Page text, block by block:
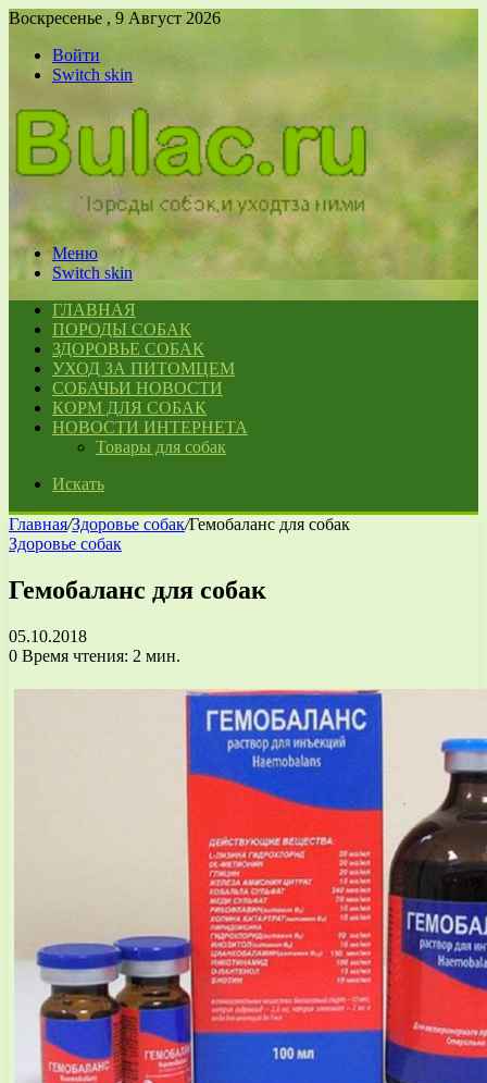
Воскресенье , 9 Август 2026
Войти
Switch skin
Меню
Switch skin
ГЛАВНАЯ
ПОРОДЫ СОБАК
ЗДОРОВЬЕ СОБАК
УХОД ЗА ПИТОМЦЕМ
СОБАЧЬИ НОВОСТИ
КОРМ ДЛЯ СОБАК
НОВОСТИ ИНТЕРНЕТА
Товары для собак
Искать
Главная/Здоровье собак/Гемобаланс для собак
Здоровье собак
Гемобаланс для собак
05.10.2018
0 Время чтения: 2 мин.